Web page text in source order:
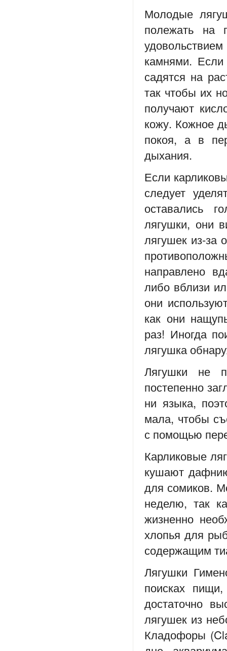
Молодые
полежать на
камнями. Если
садятся на
так чтобы их
получают
кожу. Кожное
покоя, а в
дыхания.
Если
следует
оставались
лягушки, они
лягушек из-за
направлено
либо вблизи
они
как они
раз! Иногда
лягушка
Лягушки не
постепенно
ни языка,
мала, чтобы
с помощью
Карликовые
кушают
для сомиков.
неделю, так
жизненно
хлопья для
содержащим
Лягушки
поисках
достаточно
лягушек из
Кладофоры